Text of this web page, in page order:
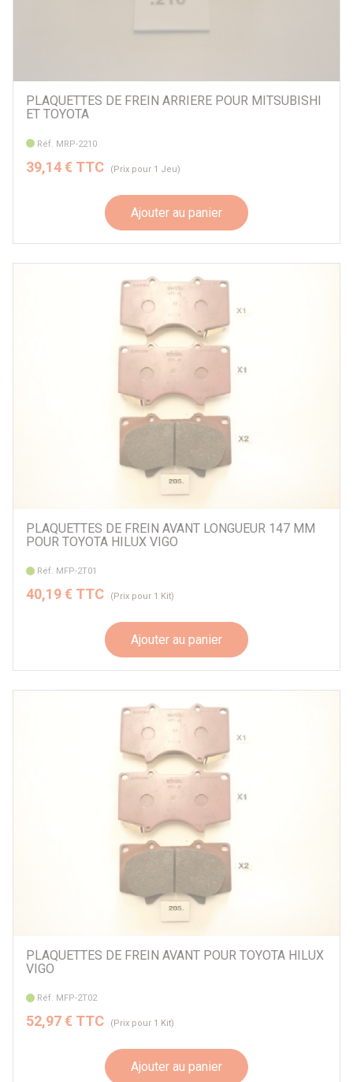
PLAQUETTES DE FREIN ARRIERE POUR MITSUBISHI
ET TOYOTA
Réf. MRP-2210
39,14 € TTC (Prix pour 1 Jeu)
Ajouter au panier
PLAQUETTES DE FREIN AVANT LONGUEUR 147 MM
POUR TOYOTA HILUX VIGO
Réf. MFP-2T01
40,19 € TTC (Prix pour 1 Kit)
Ajouter au panier
PLAQUETTES DE FREIN AVANT POUR TOYOTA HILUX
VIGO
Réf. MFP-2T02
52,97 € TTC (Prix pour 1 Kit)
Ajouter au panier